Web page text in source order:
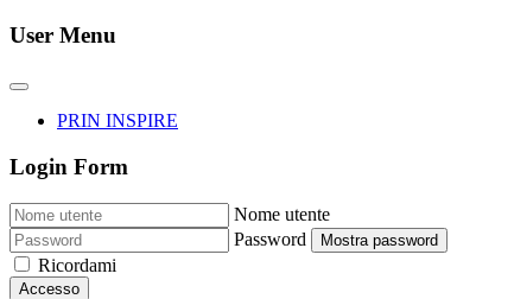
User Menu
PRIN INSPIRE
Login Form
Nome utente
Password
Mostra password
Ricordami
Accesso